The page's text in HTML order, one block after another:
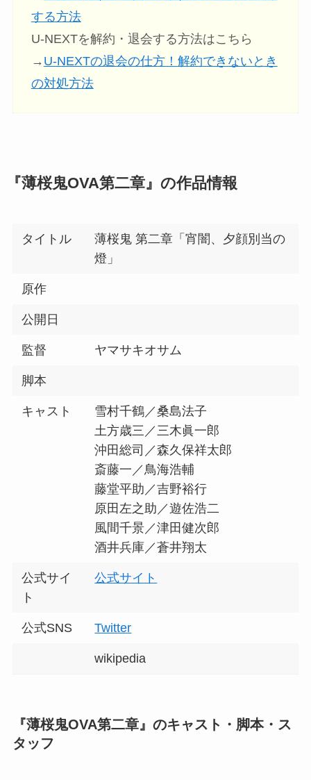
する方法
U-NEXTを解約・退会する方法はこちら
→ U-NEXTの退会の仕方！解約できないとき
の対処方法
『薄桜鬼OVA第二章』の作品情報
タイトル
薄桜鬼 第二章「宵闇、夕顔別当の
燈」
原作
公開日
監督 ヤマサキオサム
脚本
キャスト
雪村千鶴／桑島法子
土方歳三／三木眞一郎
沖田総司／森久保祥太郎
斎藤一／鳥海浩輔
藤堂平助／吉野裕行
原田左之助／遊佐浩二
風間千景／津田健次郎
酒井兵庫／蒼井翔太
公式サイ
ト
公式サイト
公式SNS Twitter
wikipedia
『薄桜鬼OVA第二章』のキャスト・脚本・ス
タッフ